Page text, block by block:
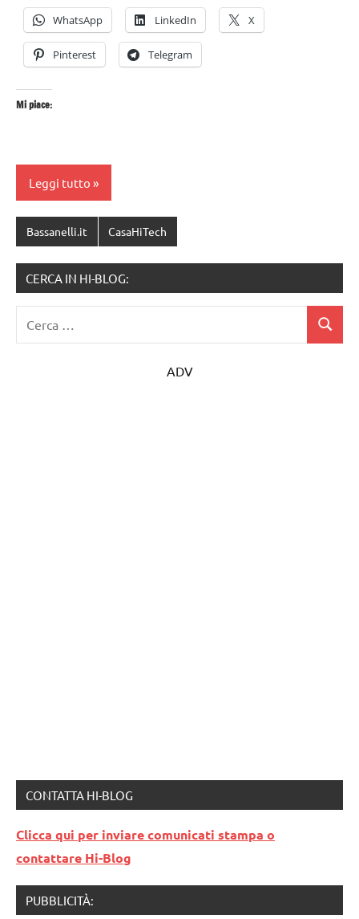
WhatsApp LinkedIn X
Pinterest Telegram
Mi piace:
Leggi tutto
Bassanelli.it CasaHiTech
CERCA IN HI-BLOG:
Cerca
ADV
CONTATTA HI-BLOG
Clicca qui per inviare comunicati stampa o
contattare Hi-Blog
PUBBLICITÀ: